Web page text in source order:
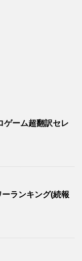
ゲーム超翻訳セレ
ランキング(続報